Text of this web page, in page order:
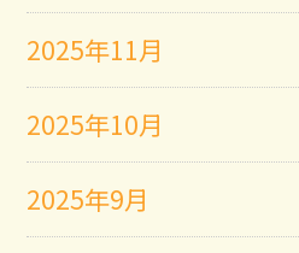
2025年11月
2025年10月
2025年9月